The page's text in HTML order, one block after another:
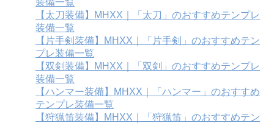
【太刀装備】MHXX｜「太刀」のおすすめテンプレ
装備一覧
【片手剣装備】MHXX｜「片手剣」のおすすめテン
プレ装備一覧
【双剣装備】MHXX｜「双剣」のおすすめテンプレ
装備一覧
【ハンマー装備】MHXX｜「ハンマー」のおすすめ
テンプレ装備一覧
【狩猟笛装備】MHXX｜「狩猟笛」のおすすめテン